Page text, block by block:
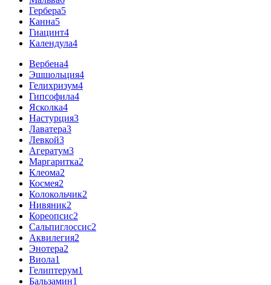
Гербера5
Канна5
Гиацинт4
Календула4
Вербена4
Эшшольция4
Гелихризум4
Гипсофила4
Ясколка4
Настурция3
Лаватера3
Левкой3
Агератум3
Маргаритка2
Клеома2
Космея2
Колокольчик2
Нивяник2
Кореопсис2
Сальпиглоссис2
Аквилегия2
Энотера2
Виола1
Гелиптерум1
Бальзамин1